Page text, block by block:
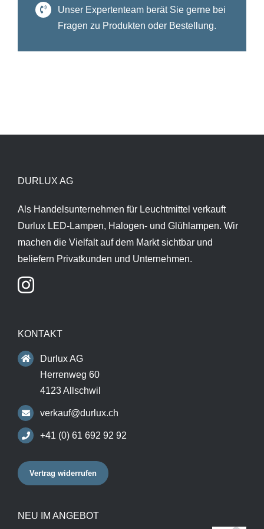
Unser Expertenteam berät Sie gerne bei
Fragen zu Produkten oder Bestellung.
DURLUX AG
Als Handelsunternehmen für Leuchtmittel verkauft
Durlux LED-Lampen, Halogen- und Glühlampen. Wir
machen die Vielfalt auf dem Markt sichtbar und
beliefern Privatkunden und Unternehmen.
KONTAKT
Durlux AG
Herrenweg 60
4123 Allschwil
verkauf@durlux.ch
+41 (0) 61 692 92 92
Vertrag widerrufen
NEU IM ANGEBOT